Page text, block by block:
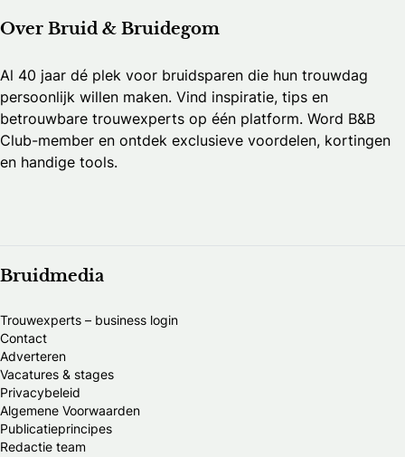
Over Bruid & Bruidegom
Al 40 jaar dé plek voor bruidsparen die hun trouwdag
persoonlijk willen maken. Vind inspiratie, tips en
betrouwbare trouwexperts op één platform. Word B&B
Club-member en ontdek exclusieve voordelen, kortingen
en handige tools.
Bruidmedia
Trouwexperts – business login
Contact
Adverteren
Vacatures & stages
Privacybeleid
Algemene Voorwaarden
Publicatieprincipes
Redactie team